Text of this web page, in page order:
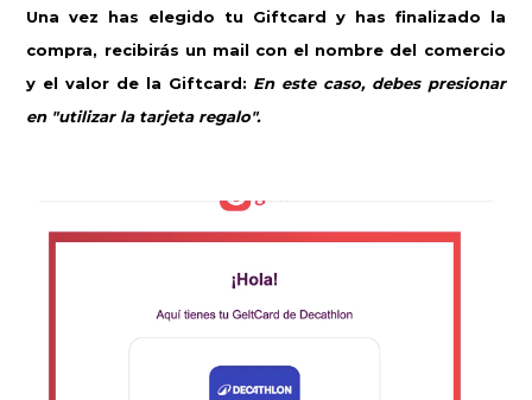
Una vez has elegido tu Giftcard y has finalizado la
compra, recibirás un mail con el nombre del comercio
y el valor de la Giftcard: En este caso, debes presionar
en "utilizar la tarjeta regalo".